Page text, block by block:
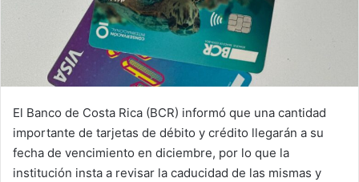
El Banco de Costa Rica (BCR) informó que una cantidad
importante de tarjetas de débito y crédito llegarán a su
fecha de vencimiento en diciembre, por lo que la
institución insta a revisar la caducidad de las mismas y